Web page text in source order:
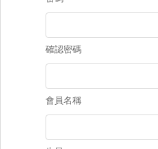
確認密碼
會員名稱